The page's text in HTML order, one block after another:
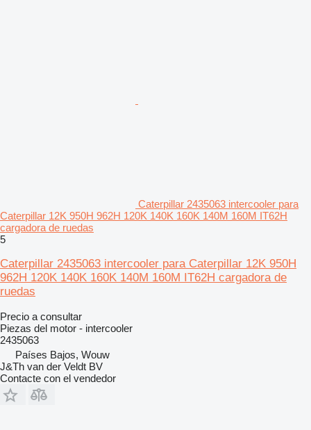
Caterpillar 2435063 intercooler para
Caterpillar 12K 950H 962H 120K 140K 160K 140M 160M IT62H
cargadora de ruedas
5
Caterpillar 2435063 intercooler para Caterpillar 12K 950H
962H 120K 140K 160K 140M 160M IT62H cargadora de
ruedas
Precio a consultar
Piezas del motor - intercooler
2435063
Países Bajos, Wouw
J&Th van der Veldt BV
Contacte con el vendedor